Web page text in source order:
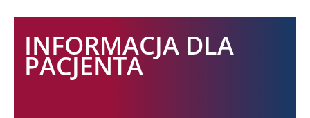
INFORMACJA DLA
PACJENTA